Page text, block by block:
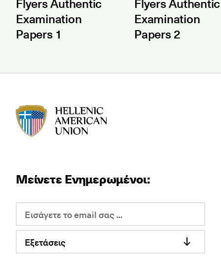
Examination
Papers 1
Examination
Papers 2
Μείνετε Ενημερωμένοι:
Εξετάσεις